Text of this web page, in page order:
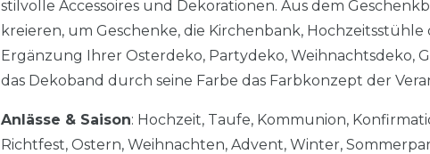
stilvolle Accessoires und Dekorationen. Aus dem
kreieren, um Geschenke, die Kirchenbank,
Ergänzung Ihrer Osterdeko, Partydeko,
das Dekoband durch seine Farbe das Farbkonzept der
Anlässe & Saison: Hochzeit, Taufe, Kommunion,
Richtfest, Ostern, Weihnachten, Advent, Winter,